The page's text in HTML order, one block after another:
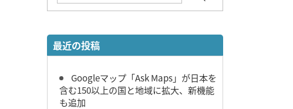
最近の投稿
Googleマップ「Ask Maps」が日本を
含む150以上の国と地域に拡大、新機能
も追加